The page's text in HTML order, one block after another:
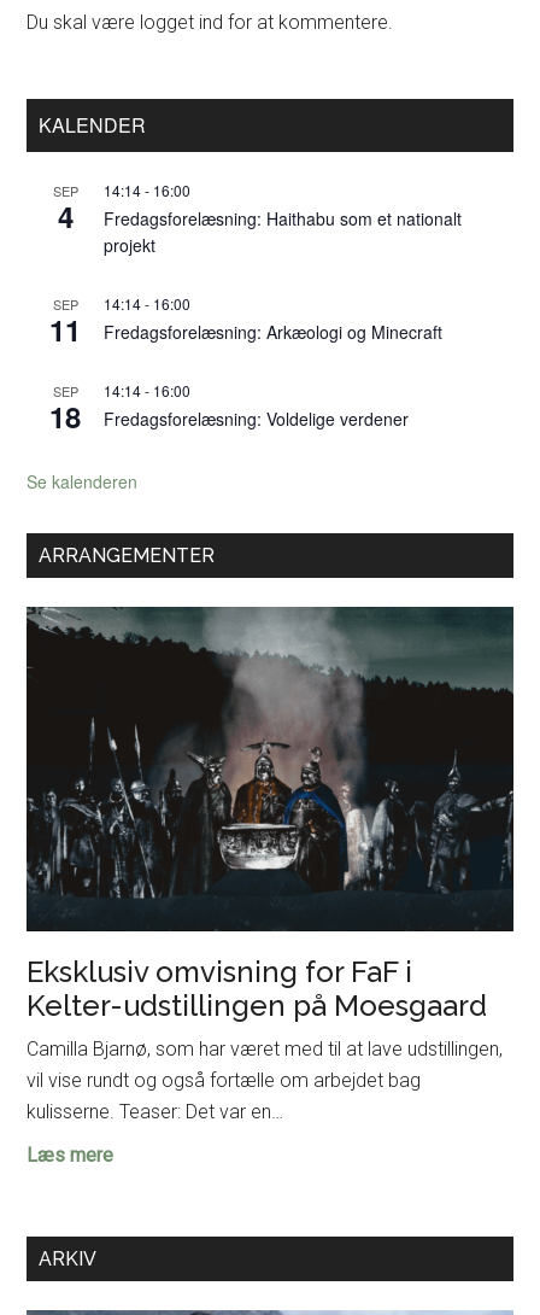
Du skal være logget ind for at kommentere.
Primær
Sidebar
KALENDER
SEP
4
14:14- 16:00
Fredagsforelæsning: Haithabu som et nationalt
projekt
SEP
11
14:14- 16:00
Fredagsforelæsning: Arkæologi og Minecraft
SEP
18
14:14- 16:00
Fredagsforelæsning: Voldelige verdener
Se kalenderen
ARRANGEMENTER
Eksklusiv omvisning for FaF i
Kelter-udstillingen på Moesgaard
Camilla Bjarnø, som har været med til at lave udstillingen,
vil vise rundt og også fortælle om arbejdet bag
kulisserne. Teaser: Det var en…
Læs mereEksklusiv
i
ARKIV